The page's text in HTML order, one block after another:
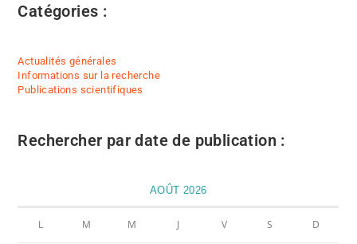
Catégories :
Actualités générales
Informations sur la recherche
Publications scientifiques
Rechercher par date de publication :
AOÛT 2026
L M M J V S D